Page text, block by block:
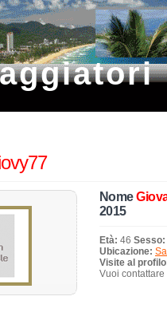
Nome
2015
Età: 46 Sesso:
Ubicazione:
Visite al
Vuoi contattare